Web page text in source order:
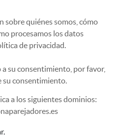
sobre quiénes somos, cómo
procesamos los datos
de privacidad.
su consentimiento, por favor,
su consentimiento.
a los siguientes dominios: